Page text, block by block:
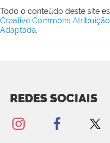
Todo o conteúdo deste site
Creative Commons
Adaptada.
REDES SOCIAIS